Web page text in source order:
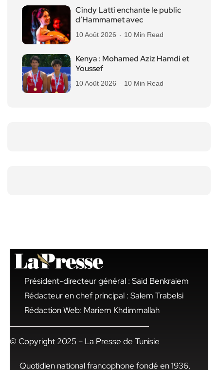
Cindy Latti enchante le public
d’Hammamet avec
10 Août 2026 10 Min Read
Kenya : Mohamed Aziz Hamdi et
Youssef
10 Août 2026 10 Min Read
Président-directeur général : Said Benkraiem
Rédacteur en chef principal : Salem Trabelsi
Rédaction Web: Mariem Khdimmallah
© Copyright 2025 – La Presse de Tunisie
Quotidien national francophone fondé en 1936,